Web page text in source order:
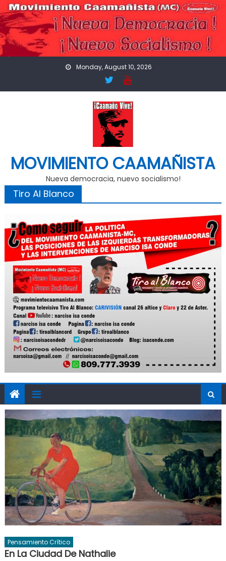
Skip
to
content
Monday, August 10, 2026
MOVIMIENTO CAAMAÑISTA
Nueva democracia, nuevo socialismo!
Tiro Al Blanco
Pensamiento Crítico
En La Ciudad De Nathalie